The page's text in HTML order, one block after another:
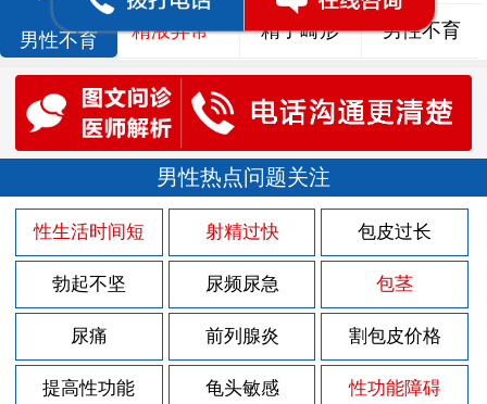
男性不育 精液异常 精子畸形 男性不育
男性热点问题关注
性生活时间短 射精过快 包皮过长
勃起不坚 尿频尿急 包茎
尿痛 前列腺炎 割包皮价格
提高性功能 龟头敏感 性功能障碍